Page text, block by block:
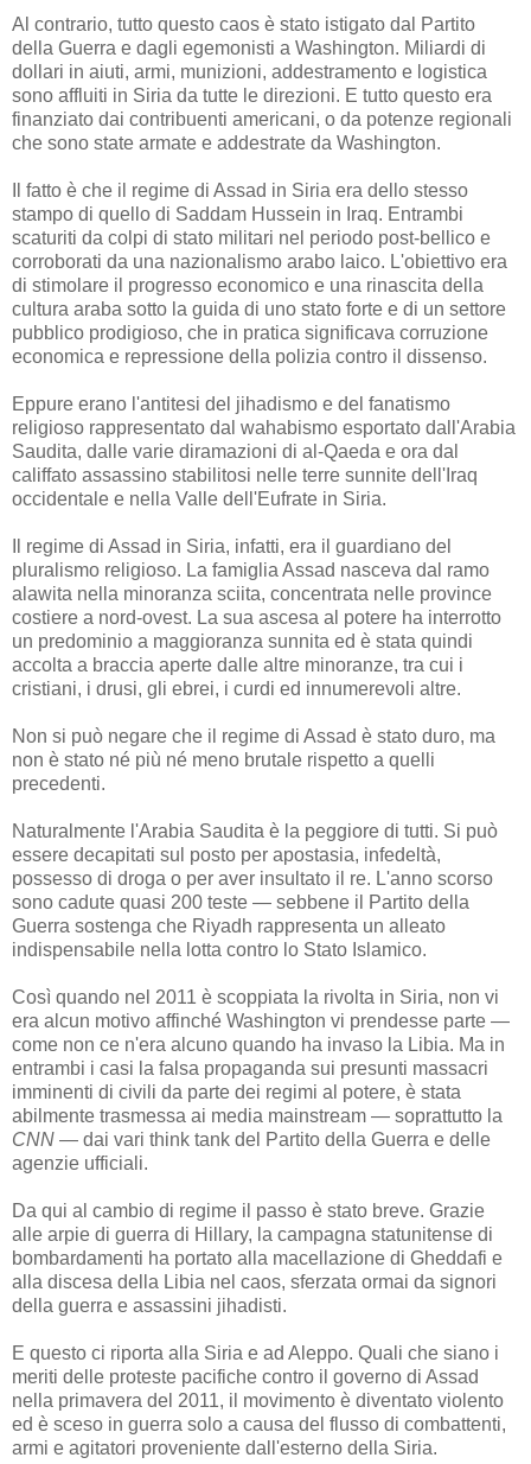
Al contrario, tutto questo caos è stato istigato dal Partito
della Guerra e dagli egemonisti a Washington. Miliardi di
dollari in aiuti, armi, munizioni, addestramento e logistica
sono affluiti in Siria da tutte le direzioni. E tutto questo era
finanziato dai contribuenti americani, o da potenze regionali
che sono state armate e addestrate da Washington.
Il fatto è che il regime di Assad in Siria era dello stesso
stampo di quello di Saddam Hussein in Iraq. Entrambi
scaturiti da colpi di stato militari nel periodo post-bellico e
corroborati da una nazionalismo arabo laico. L'obiettivo era
di stimolare il progresso economico e una rinascita della
cultura araba sotto la guida di uno stato forte e di un settore
pubblico prodigioso, che in pratica significava corruzione
economica e repressione della polizia contro il dissenso.
Eppure erano l'antitesi del jihadismo e del fanatismo
religioso rappresentato dal wahabismo esportato dall'Arabia
Saudita, dalle varie diramazioni di al-Qaeda e ora dal
califfato assassino stabilitosi nelle terre sunnite dell'Iraq
occidentale e nella Valle dell'Eufrate in Siria.
Il regime di Assad in Siria, infatti, era il guardiano del
pluralismo religioso. La famiglia Assad nasceva dal ramo
alawita nella minoranza sciita, concentrata nelle province
costiere a nord-ovest. La sua ascesa al potere ha interrotto
un predominio a maggioranza sunnita ed è stata quindi
accolta a braccia aperte dalle altre minoranze, tra cui i
cristiani, i drusi, gli ebrei, i curdi ed innumerevoli altre.
Non si può negare che il regime di Assad è stato duro, ma
non è stato né più né meno brutale rispetto a quelli
precedenti.
Naturalmente l'Arabia Saudita è la peggiore di tutti. Si può
essere decapitati sul posto per apostasia, infedeltà,
possesso di droga o per aver insultato il re. L'anno scorso
sono cadute quasi 200 teste — sebbene il Partito della
Guerra sostenga che Riyadh rappresenta un alleato
indispensabile nella lotta contro lo Stato Islamico.
Così quando nel 2011 è scoppiata la rivolta in Siria, non vi
era alcun motivo affinché Washington vi prendesse parte —
come non ce n'era alcuno quando ha invaso la Libia. Ma in
entrambi i casi la falsa propaganda sui presunti massacri
imminenti di civili da parte dei regimi al potere, è stata
abilmente trasmessa ai media mainstream — soprattutto la
CNN — dai vari think tank del Partito della Guerra e delle
agenzie ufficiali.
Da qui al cambio di regime il passo è stato breve. Grazie
alle arpie di guerra di Hillary, la campagna statunitense di
bombardamenti ha portato alla macellazione di Gheddafi e
alla discesa della Libia nel caos, sferzata ormai da signori
della guerra e assassini jihadisti.
E questo ci riporta alla Siria e ad Aleppo. Quali che siano i
meriti delle proteste pacifiche contro il governo di Assad
nella primavera del 2011, il movimento è diventato violento
ed è sceso in guerra solo a causa del flusso di combattenti,
armi e agitatori proveniente dall'esterno della Siria.